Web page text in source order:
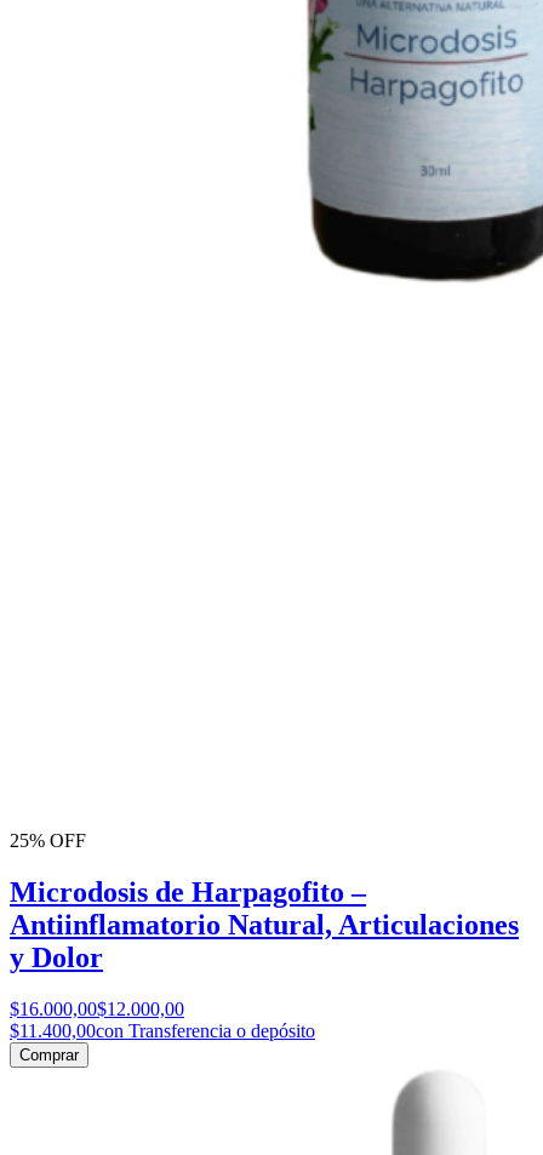
25% OFF
Microdosis de Harpagofito –
Antiinflamatorio Natural, Articulaciones
y Dolor
$16.000,00$12.000,00
$11.400,00con Transferencia o depósito
Comprar